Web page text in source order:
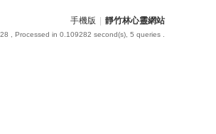
手機版 靜竹林心靈網站
, Processed in 0.109282 second(s), 5 queries .